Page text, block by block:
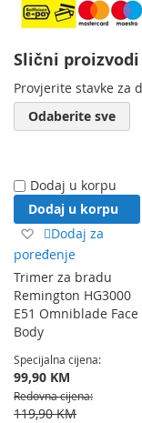
Slični proizvodi
Provjerite stavke za
Odaberite sve
Dodaj u korpu
Dodaj u korpu
Dodaj
na
listu
želja
Dodaj za
poređenje
Trimer za bradu
Remington HG3000
E51 Omniblade Face
Body
Specijalna cijena
99,90 KM
Redovna cijena
119,90 KM